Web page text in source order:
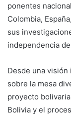
ponentes
Colombia,
sus
independencia
Desde una
sobre la mesa
proyecto
Bolivia y el